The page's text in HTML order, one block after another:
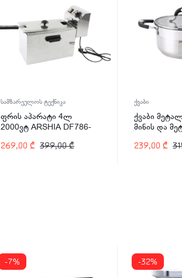
სამზარეულოს ტექნიკა
ფრის აპარატი 4ლ
2000ვტ ARSHIA DF786-
399,00₾
269,00 ₾
ქვაბი
ქვაბი
მინის და
SS478-3083
239,00 ₾
-7% -32%